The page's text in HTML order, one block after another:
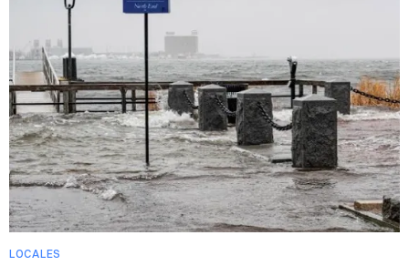
LOCALES